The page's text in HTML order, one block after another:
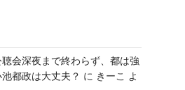
会深夜まで終わらず、都は強
都政は大丈夫？ に きーこ よ